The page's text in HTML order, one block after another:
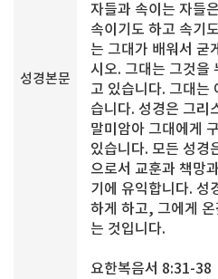
성경본문
자들과 속이는 자들
속이기도 하고 속기
는 그대가 배워서 굳
시오. 그대는 그것을
고 있습니다. 그대는
습니다. 성경은 그리
말미암아 그대에게
있습니다. 모든 성경
으로서 교훈과 책망
기에 유익합니다. 성
하게 하고, 그에게
는 것입니다.
요한복음서 8:31-38